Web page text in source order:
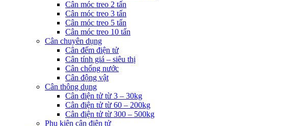
Cân móc treo 2 tấn
Cân móc treo 3 tấn
Cân móc treo 5 tấn
Cân móc treo 10 tấn
Cân chuyên dụng
Cân đếm điện tử
Cân tính giá – siêu thị
Cân chống nước
Cân động vật
Cân thông dụng
Cân điện tử từ 3 – 30kg
Cân điện tử từ 60 – 200kg
Cân điện tử từ 300 – 500kg
Phụ kiện cân điện tử